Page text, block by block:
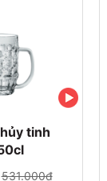
tinh
531.000₫